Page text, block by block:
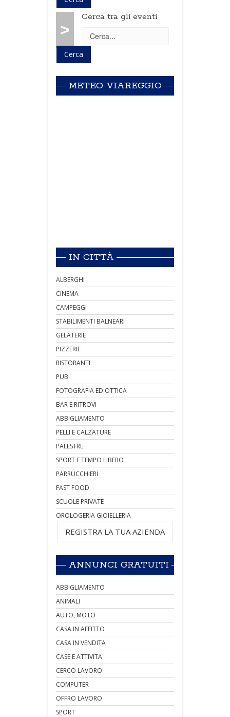
>
Cerca tra gli eventi
METEO VIAREGGIO
IN CITTÀ
ALBERGHI
CINEMA
CAMPEGGI
STABILIMENTI BALNEARI
GELATERIE
PIZZERIE
RISTORANTI
PUB
FOTOGRAFIA ED OTTICA
BAR E RITROVI
ABBIGLIAMENTO
PELLI E CALZATURE
PALESTRE
SPORT E TEMPO LIBERO
PARRUCCHIERI
FAST FOOD
SCUOLE PRIVATE
OROLOGERIA GIOIELLERIA
REGISTRA LA TUA AZIENDA
ANNUNCI GRATUITI
ABBIGLIAMENTO
ANIMALI
AUTO, MOTO
CASA IN AFFITTO
CASA IN VENDITA
CASE E ATTIVITA'
CERCO LAVORO
COMPUTER
OFFRO LAVORO
SPORT